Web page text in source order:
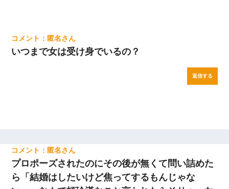
匿名
いつまで女は受け身でいるの？
返信する
匿名
プロポーズされたのにその後が無くて問い詰めた
ら「結婚はしたいけど焦ってするもんじゃな